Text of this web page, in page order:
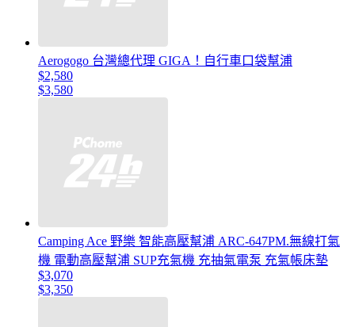
Aerogogo 台灣總代理 GIGA！自行車口袋幫浦
$2,580
$3,580
Camping Ace 野樂 智能高壓幫浦 ARC-647PM.無線打氣
機 電動高壓幫浦 SUP充氣機 充抽氣電泵 充氣帳床墊
$3,070
$3,350